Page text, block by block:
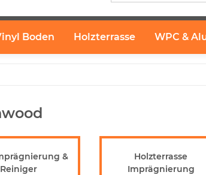
Boden Holzterrasse WPC &
&
Reiniger
Holzterrasse
Imprägnierung